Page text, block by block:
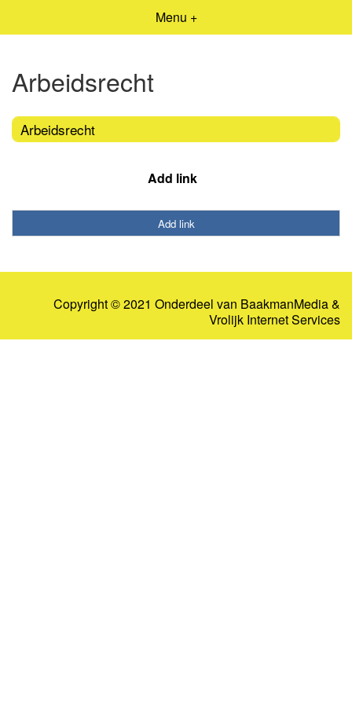
Menu +
Arbeidsrecht
Arbeidsrecht
Add link
Add link
Copyright © 2021 Onderdeel van BaakmanMedia&
Vrolijk Internet Services